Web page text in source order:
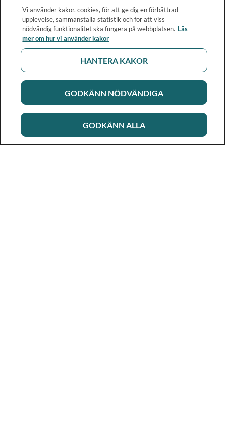
Vi använder kakor, cookies, för att ge dig en förbättrad
upplevelse, sammanställa statistik och för att viss
nödvändig funktionalitet ska fungera på webbplatsen. Läs
mer om hur vi använder kakor
HANTERA KAKOR
GODKÄNN NÖDVÄNDIGA
GODKÄNN ALLA